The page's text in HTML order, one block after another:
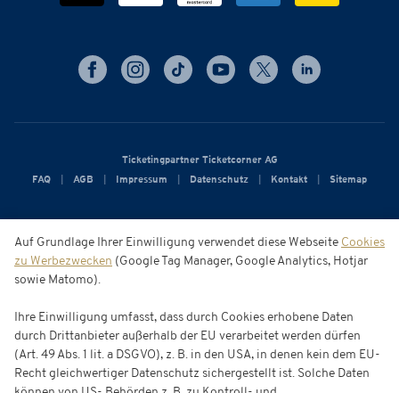
Ticketingpartner Ticketcorner AG
FAQ
AGB Impressum Datenschutz Kontakt Sitemap
Auf Grundlage Ihrer Einwilligung verwendet diese Webseite Cookies
zu Werbezwecken (Google Tag Manager, Google Analytics, Hotjar
sowie Matomo).
Ihre Einwilligung umfasst, dass durch Cookies erhobene Daten
durch Drittanbieter außerhalb der EU verarbeitet werden dürfen
(Art. 49 Abs. 1 lit. a DSGVO), z. B. in den USA, in denen kein dem EU-
Recht gleichwertiger Datenschutz sichergestellt ist. Solche Daten